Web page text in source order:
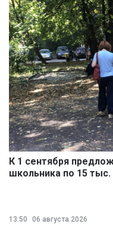
К 1 сентября
школьника по 15 тыс.
13:50
06 августа 2026